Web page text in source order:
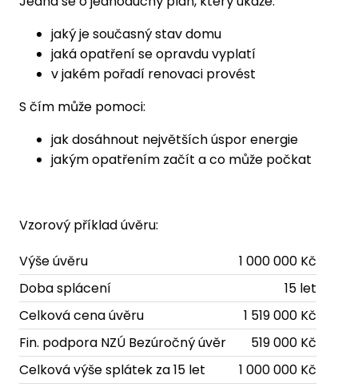
jaký je současný stav domu
jaká opatření se opravdu vyplatí
v jakém pořadí renovaci provést
S čím může pomoci:
jak dosáhnout největších úspor energie
jakým opatřením začít a co může počkat
Vzorový příklad úvěru:
Výše úvěru
1 000 000 Kč
Doba splácení
15 let
Celková cena úvěru
1 519 000 Kč
Fin. podpora NZÚ Bezúročný úvěr
519 000 Kč
Celková výše splátek za 15 let
1 000 000 Kč